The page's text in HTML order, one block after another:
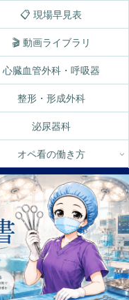
📋 現場早見表
🎬 動画ライブラリ
心臓血管外科・呼吸器
整形・形成外科
泌尿器科
オペ看の働き方